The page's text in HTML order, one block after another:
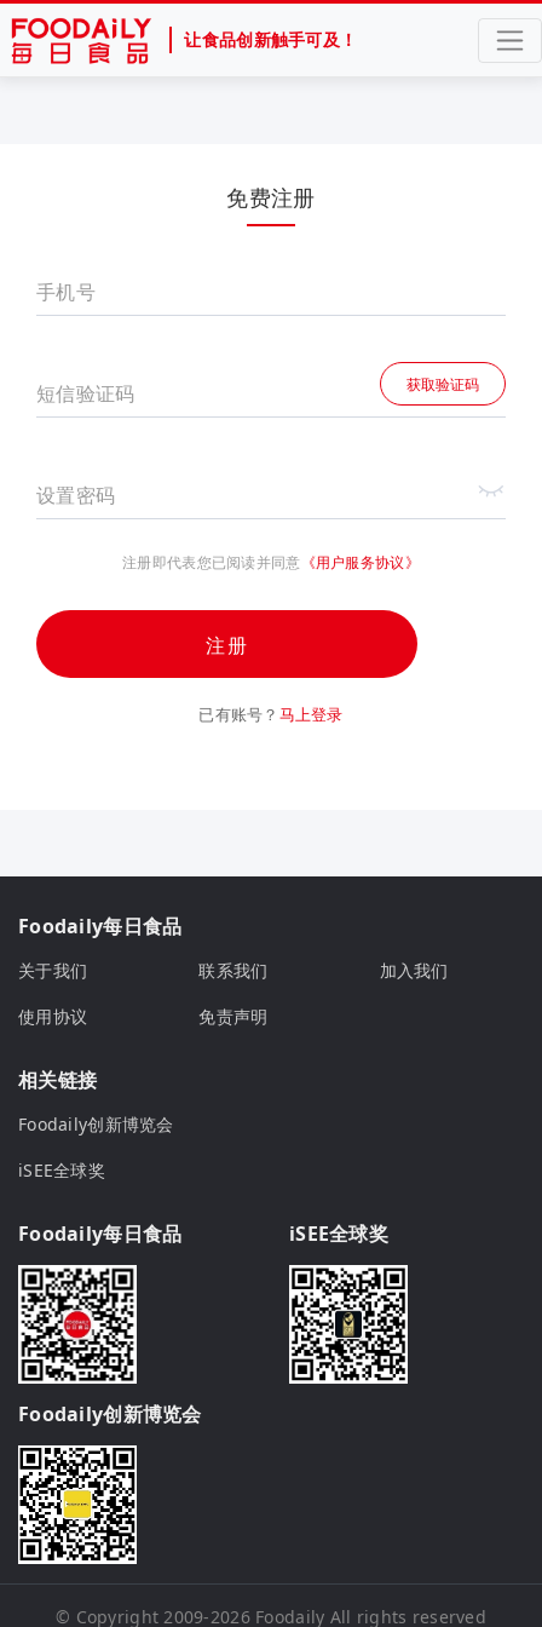
让食品创新触手可及！
免费注册
手机号
短信验证码 获取验证码
设置密码
注册即代表您已阅读并同意 《用户服务协议》
注册
已有账号？ 马上登录
Foodaily每日食品
关于我们 联系我们
加入我们
使用协议
免责声明
相关链接
Foodaily创新博览会
iSEE全球奖
Foodaily每日食品 iSEE全球奖
Foodaily创新博览会
© Copyright 2009-2026 Foodaily All rights reserved